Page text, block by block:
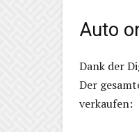
Auto
Dank der
Der
verkaufen: